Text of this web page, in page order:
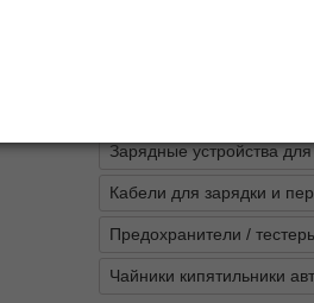
Зарядные устройства
Кабели для зарядки и
Предохранители /
Чайники кипятильники